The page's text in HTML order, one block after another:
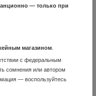
t.me/salon_sniper В
— только при
магазином.
с федеральным
сомнения или автором
— воспользуйтесь